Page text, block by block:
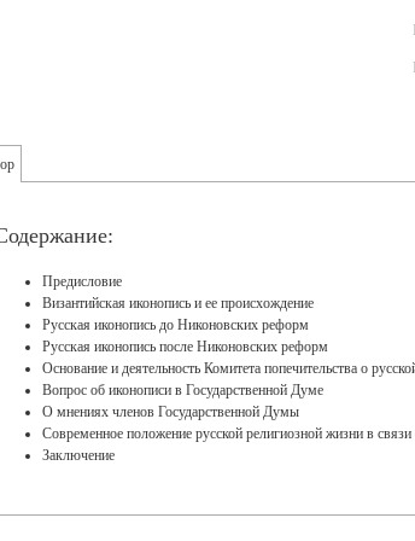
Предисловие
Византийская иконопись и ее происхождение
Русская иконопись до Никоновских реформ
Русская иконопись после Никоновских реформ
Основание и деятельность Комитета попечительства о
Вопрос об иконописи в Государственной Думе
О мнениях членов Государственной Думы
Современное положение русской религиозной жизни в связи
Заключение